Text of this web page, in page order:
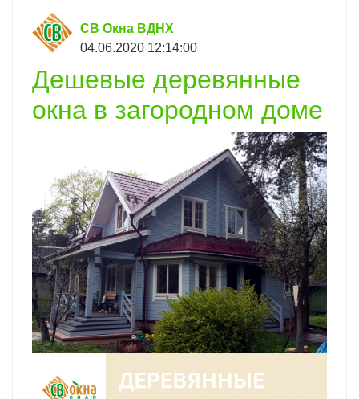
СВ Окна ВДНХ
04.06.2020 12:14:00
Дешевые деревянные
окна в загородном доме